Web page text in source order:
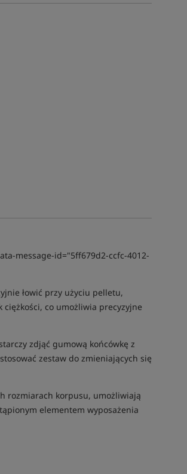
message-id="5ff679d2-ccfc-4012-
łowić przy użyciu pelletu,
ciężkości, co umożliwia precyzyjne
zdjąć gumową końcówkę z
zestaw do zmieniających się
rozmiarach korpusu, umożliwiają
elementem wyposażenia